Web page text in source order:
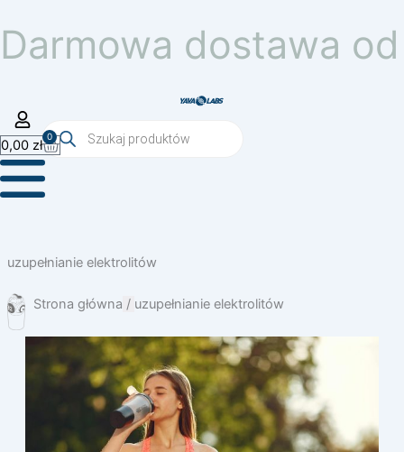
do
treści
Darmowa dostawa od
produktów
0,00 zł
0
Wózek
uzupełnianie elektrolitów
Strona główna / uzupełnianie elektrolitów